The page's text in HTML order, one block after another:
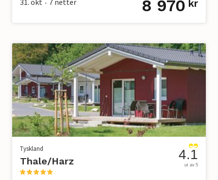
• 8 970 kr
Tyskland
Thale/Harz 4.1
ut av 5